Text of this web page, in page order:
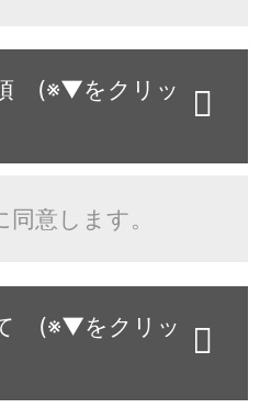
(※▼をクリッ
意します。
(※▼をクリッ